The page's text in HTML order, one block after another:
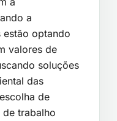
a
estão optando
valores de
soluções
das
de
trabalho